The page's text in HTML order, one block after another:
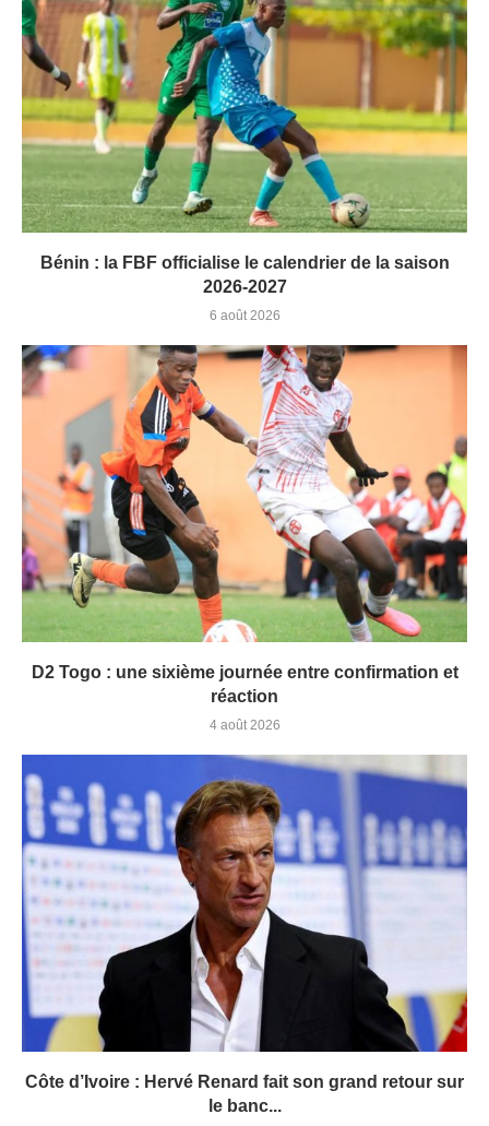
Bénin : la FBF officialise le calendrier de la saison
2026-2027
6 août 2026
D2 Togo : une sixième journée entre confirmation et
réaction
4 août 2026
Côte d’Ivoire : Hervé Renard fait son grand retour sur
le banc...